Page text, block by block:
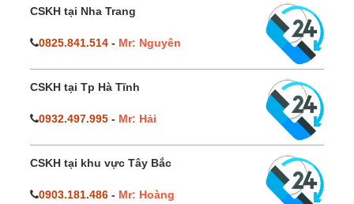
CSKH tại Nha Trang
0825.841.514 - Mr: Nguyên
CSKH tại Tp Hà Tĩnh
0932.497.995 - Mr: Hải
CSKH tại khu vực Tây Bắc
0903.181.486 - Mr: Hoàng